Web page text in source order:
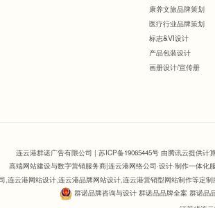
康养文旅品牌策划
医疗行业品牌策划
标志&VI设计
产品包装设计
画册设计/宣传册
连云港群诺广告有限公司 |苏ICP备19065445号 由腾讯云提供计
高端网站建设与数字营销服务商|连云港网络公司·设计·制作一体
,连云港网站设计,连云港品牌网站设计,连云港营销型网站制作等定
群诺品牌咨询与设计 群诺品品牌全案 群诺品